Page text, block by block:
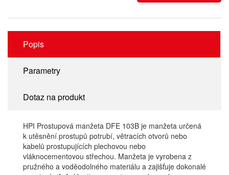
Popis
Parametry
Dotaz na produkt
HPI Prostupová manžeta DFE 103B je manžeta určená
k utěsnění prostupů potrubí, větracích otvorů nebo
kabelů prostupujících plechovou nebo
vláknocementovou střechou. Manžeta je vyrobena z
pružného a voděodolného materiálu a zajišťuje dokonalé